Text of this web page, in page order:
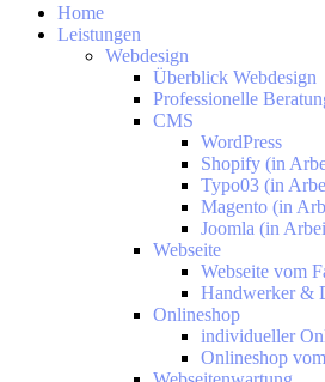
Home
Leistungen
Webdesign
Überblick Webdesign
Professionelle
CMS
WordPress
Shopify (in
Typo03 (in
Magento (in
Joomla (in
Webseite
Webseite vom
Handwerker &
Onlineshop
individueller
Onlineshop